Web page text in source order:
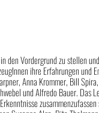
den Vordergrund zu stellen
ihre Erfahrungen und
Anna Krommer, Bill
und Alfredo Bauer. Das